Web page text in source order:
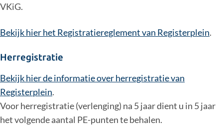
VKiG.
Bekijk hier het Registratiereglement van Registerplein.
Herregistratie
Bekijk hier de informatie over herregistratie van
Registerplein.
Voor herregistratie (verlenging) na 5 jaar dient u in 5 jaar
het volgende aantal PE-punten te behalen.